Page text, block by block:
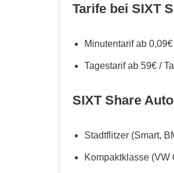
Tarife bei SIXT
Minutentarif ab
Tagestarif ab 59€ /
SIXT Share
Stadtflitzer (Smart,
Kompaktklasse (VW